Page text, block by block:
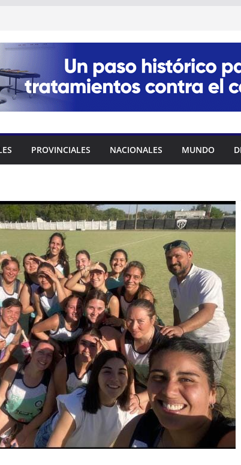
PROVINCIALES NACIONALES MUNDO